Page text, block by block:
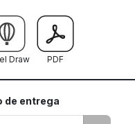
Draw PDF
de entrega